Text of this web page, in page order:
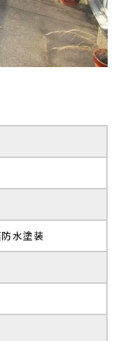
水塗装